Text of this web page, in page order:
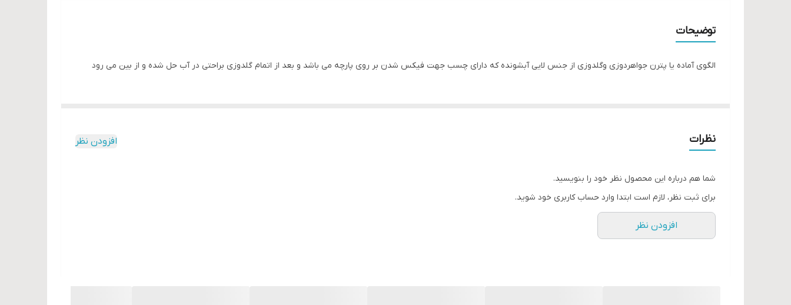
توضیحات
الگوی آماده یا پترن جواهردوزی و‌گلدوزی از جنس لایی آبشونده که دارای چسب جهت فیکس شدن بر روی پارچه می باشد و بعد از اتمام گلدوزی براحتی در آب حل شده و از بین می رود
نظرات افزودن نظر
شما هم درباره این محصول نظر خود را بنویسید.
برای ثبت نظر، لازم است ابتدا وارد حساب کاربری خود شوید.
افزودن نظر